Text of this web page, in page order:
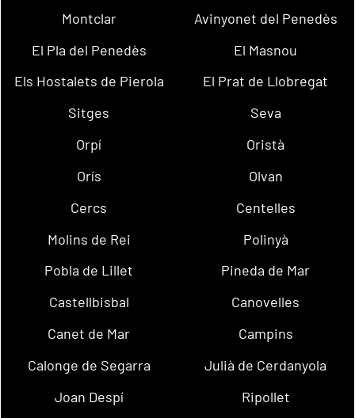
Montclar
Avinyonet del Penedès
El Pla del Penedès
El Masnou
Els Hostalets de Pierola
El Prat de Llobregat
Sitges
Seva
Orpí
Oristà
Orís
Olvan
Cercs
Centelles
Molins de Rei
Polinyà
Pobla de Lillet
Pineda de Mar
Castellbisbal
Canovelles
Canet de Mar
Campins
Calonge de Segarra
Julià de Cerdanyola
Joan Despí
Ripollet